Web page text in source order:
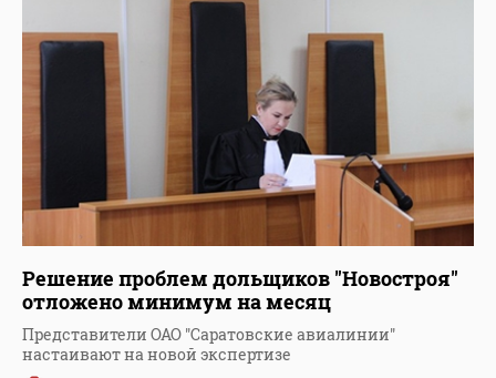
Решение проблем дольщиков "Новостроя"
отложено минимум на месяц
Представители ОАО "Саратовские авиалинии"
настаивают на новой экспертизе